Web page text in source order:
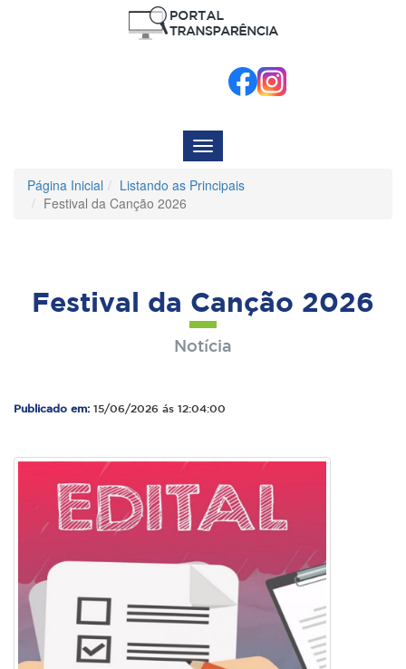
Menu
de
Navegação
Página Inicial
Listando as Principais
Festival da Canção 2026
Festival da Canção 2026
Notícia
Publicado em: 15/06/2026 ás 12:04:00